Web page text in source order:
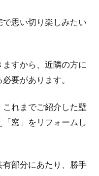
思い切り楽しみたい
すから、近隣の方に
要があります。
れまでご紹介した壁
窓」をリフォームし
部分にあたり、勝手